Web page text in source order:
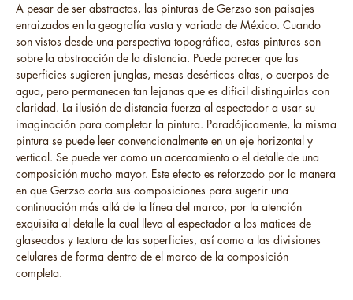
A pesar de ser abstractas, las pinturas de Gerzso son paisajes
enraizados en la geografía vasta y variada de México. Cuando
son vistos desde una perspectiva topográfica, estas pinturas son
sobre la abstracción de la distancia. Puede parecer que las
superficies sugieren junglas, mesas desérticas altas, o cuerpos de
agua, pero permanecen tan lejanas que es difícil distinguirlas con
claridad. La ilusión de distancia fuerza al espectador a usar su
imaginación para completar la pintura. Paradójicamente, la misma
pintura se puede leer convencionalmente en un eje horizontal y
vertical. Se puede ver como un acercamiento o el detalle de una
composición mucho mayor. Este efecto es reforzado por la manera
en que Gerzso corta sus composiciones para sugerir una
continuación más allá de la línea del marco, por la atención
exquisita al detalle la cual lleva al espectador a los matices de
glaseados y textura de las superficies, así como a las divisiones
celulares de forma dentro de el marco de la composición
completa.